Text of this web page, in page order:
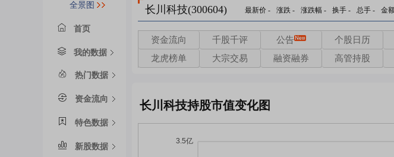
全景图
首页
我的数据
热门数据
资金流向
特色数据
新股数据
长川科技(300604) 最新价 - 涨跌 - 涨跌幅 - 换手 - 总手 - 金
资金流向 千股千评 公告 个股日历
龙虎榜单
大宗交易 融资融券 高管持股
长川科技持股市值变化图